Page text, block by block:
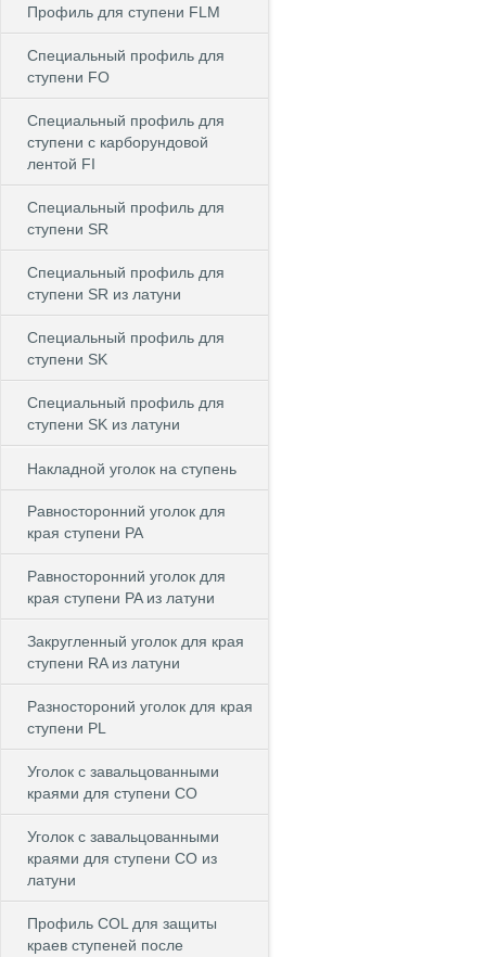
Профиль для ступени FLM
Специальный профиль для
ступени FO
Специальный профиль для
ступени c карборундовой
лентой FI
Специальный профиль для
ступени SR
Специальный профиль для
ступени SR из латуни
Специальный профиль для
ступени SK
Специальный профиль для
ступени SK из латуни
Накладной уголок на ступень
Равносторонний уголок для
края ступени PA
Равносторонний уголок для
края ступени PA из латуни
Закругленный уголок для края
ступени RA из латуни
Разностороний уголок для края
ступени PL
Уголок с завальцованными
краями для ступени CO
Уголок с завальцованными
краями для ступени CO из
латуни
Профиль COL для защиты
краев ступеней после